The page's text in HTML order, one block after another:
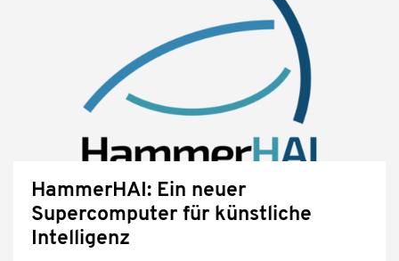
HammerHAI: Ein neuer
Supercomputer für künstliche
Intelligenz